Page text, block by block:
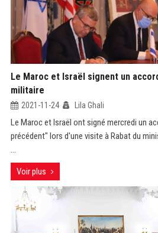
Le Maroc et Israël signent un
militaire
2021-11-24 Lila Ghali
Le Maroc et Israël ont signé mercredi un
précédent" lors d'une visite à Rabat du
...
Voir plus